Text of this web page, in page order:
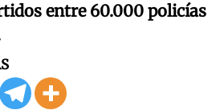
entre 60.000 policías